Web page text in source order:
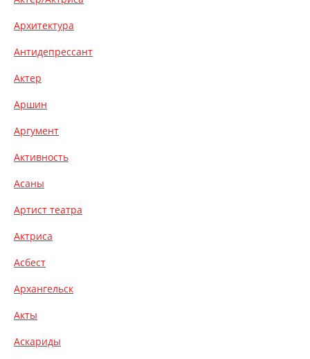
Архитектура
Антидепрессант
Актер
Аршин
Аргумент
Активность
Асаны
Артист театра
Актриса
Асбест
Архангельск
Акты
Аскариды